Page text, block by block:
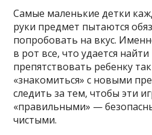
Самые маленькие детки
руки предмет пытаются
попробовать на вкус.
в рот все, что удается
препятствовать ребенку
«знакомиться» с новыми
следить за тем, чтобы эти
«правильными» —
чистыми.